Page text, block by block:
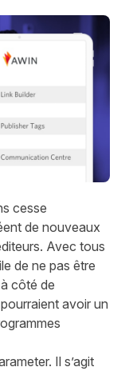
cesse
de nouveaux
Avec tous
de ne pas être
côté de
avoir un
. Il s’agit